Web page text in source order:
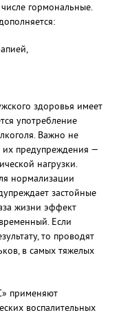
гормональные.
здоровья имеет
употребление
Важно не
их предупреждения —
нагрузки.
нормализации
застойные
жизни эффект
Если
то проводят
в самых тяжелых
применяют
воспалительных